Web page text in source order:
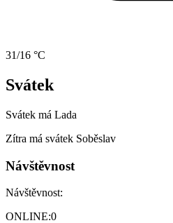
31/16 °C
Svátek
Svátek má Lada
Zítra má svátek Soběslav
Návštěvnost
Návštěvnost:
ONLINE:0